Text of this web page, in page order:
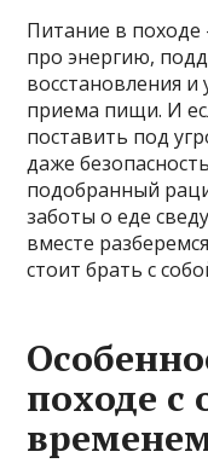
Питание в походе
про энергию,
восстановления
приема пищи. И
поставить под
даже
подобранный
заботы о еде
вместе
стоит брать с
походе